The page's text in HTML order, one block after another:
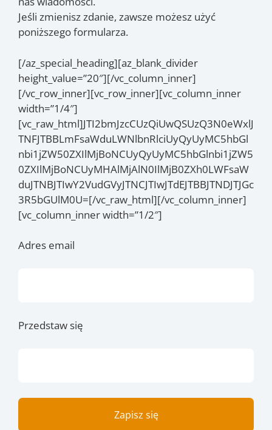
Jeśli zmienisz zdanie, zawsze możesz użyć
poniższego formularza.
[/az_special_heading][az_blank_divider
height_value=”20″][/vc_column_inner]
[/vc_row_inner][vc_row_inner][vc_column_inner
width=”1/4″]
[vc_raw_html]JTI2bmJzcCUzQiUwQSUzQ3N0eWxlJ
TNFJTBBLmFsaWduLWNlbnRlciUyQyUyMC5hbGl
nbi1jZW50ZXIlMjBoNCUyQyUyMC5hbGlnbi1jZW5
0ZXIlMjBoNCUyMHAlMjAlN0IlMjB0ZXh0LWFsaW
duJTNBJTIwY2VudGVyJTNCJTIwJTdEJTBBJTNDJTJGc
3R5bGUlM0U=[/vc_raw_html][/vc_column_inner]
[vc_column_inner width=”1/2″]
Adres email
Przedstaw się